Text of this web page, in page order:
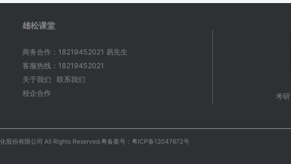
雄松课堂
商务合作：18219452021 易先生
客服热线：18219452021
关于我们
联系我们
校企合作
考研
股份有限公司 All Rights Reserved.粤备案号：粤ICP备12047672号